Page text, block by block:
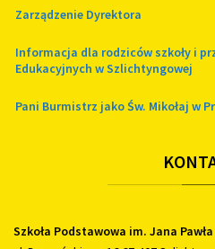
Zarządzenie Dyrektora
Informacja dla rodziców szkoły i
Edukacyjnych w Szlichtyngowej
Pani Burmistrz jako Św. Mikołaj w
Szkoła Podstawowa im. Jana Pawła